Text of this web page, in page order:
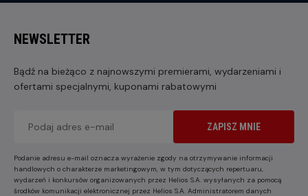
NEWSLETTER
Bądź na bieżąco z najnowszymi premierami, wydarzeniami i
ofertami specjalnymi, kuponami rabatowymi
ZAPISZ MNIE
Podanie adresu e-mail oznacza wyrażenie zgody na otrzymywanie informacji
handlowych o charakterze marketingowym, w tym dotyczących repertuaru,
wydarzeń i konkursów organizowanych przez Helios S.A. wysyłanych za pomocą
środków komunikacji elektronicznej przez Helios S.A. Administratorem danych